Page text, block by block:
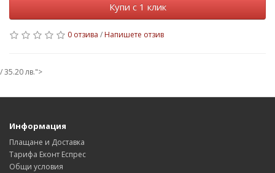
Купи с 1 клик
0 отзива / Напишете отзив
/ 35.20 лв.">
Информация
Плащане и Доставка
Тарифа Еконт Еспрес
Общи условия